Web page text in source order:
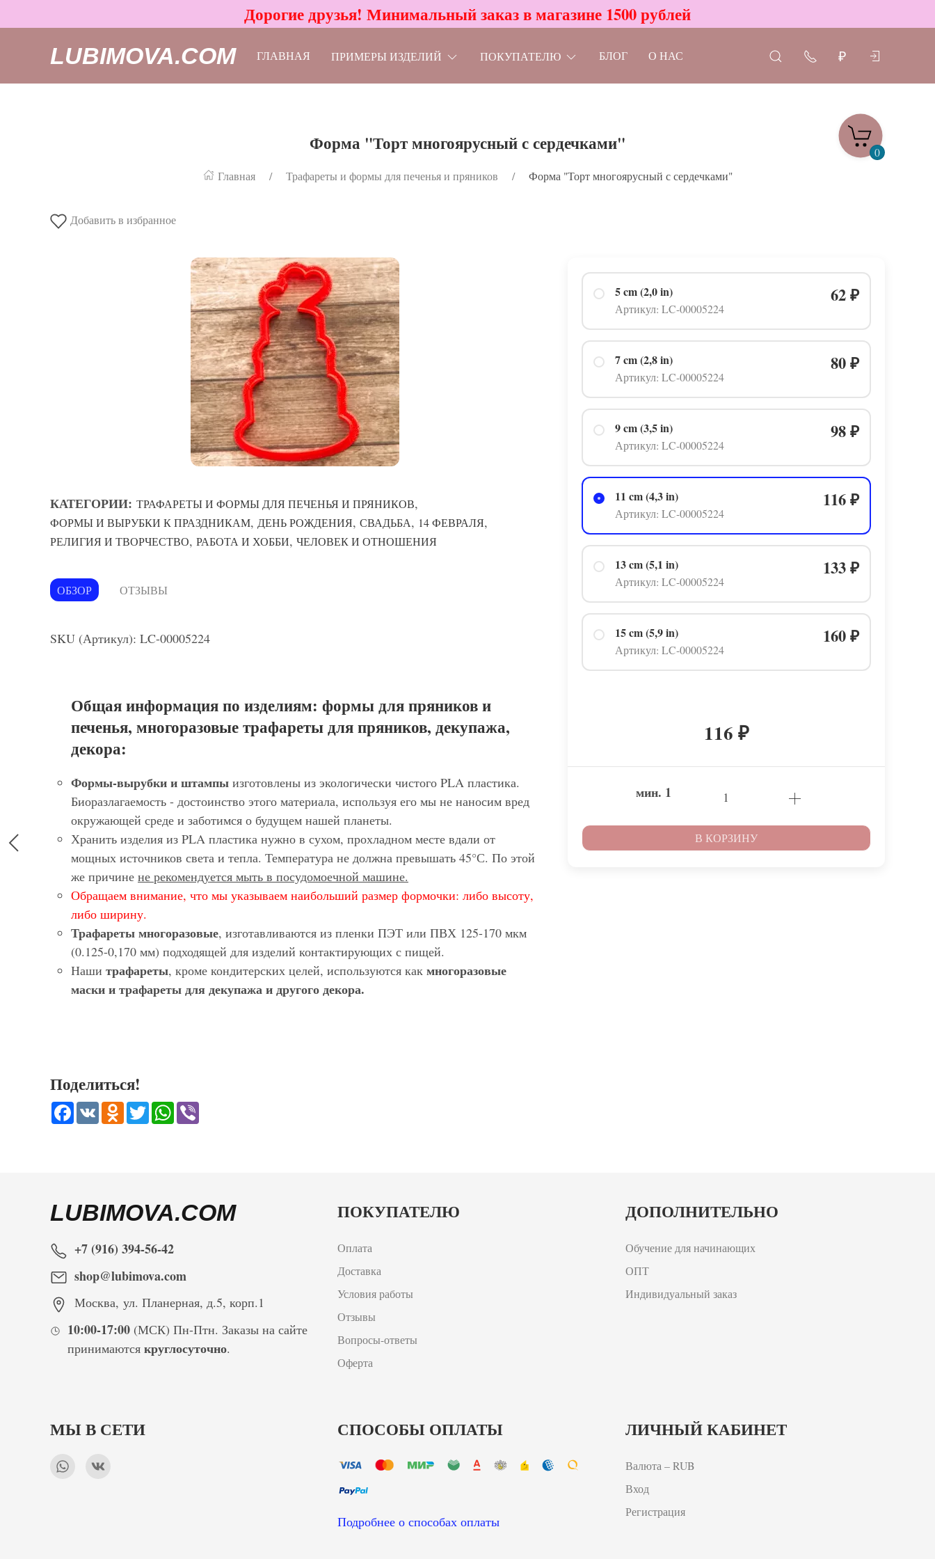
Дорогие друзья! Минимальный заказ в магазине 1500 рублей
LUBIMOVA.COM ГЛАВНАЯ ПРИМЕРЫ ИЗДЕЛИЙ ПОКУПАТЕЛЮ БЛОГ О НАС ₽
0
Форма "Торт многоярусный с сердечками"
Главная Трафареты и формы для печенья и пряников Форма "Торт многоярусный с сердечками"
Добавить в избранное
КАТЕГОРИИ: ТРАФАРЕТЫ И ФОРМЫ ДЛЯ ПЕЧЕНЬЯ И ПРЯНИКОВ,
ФОРМЫ И ВЫРУБКИ К ПРАЗДНИКАМ, ДЕНЬ РОЖДЕНИЯ, СВАДЬБА, 14 ФЕВРАЛЯ,
РЕЛИГИЯ И ТВОРЧЕСТВО, РАБОТА И ХОББИ, ЧЕЛОВЕК И ОТНОШЕНИЯ
ОБЗОР ОТЗЫВЫ
SKU (Артикул): LC-00005224
Общая информация по изделиям: формы для пряников и
печенья, многоразовые трафареты для пряников, декупажа,
декора:
Формы-вырубки и штампы изготовлены из экологически чистого PLA пластика.
Биоразлагаемость - достоинство этого материала, используя его мы не наносим вред
окружающей среде и заботимся о будущем нашей планеты.
Хранить изделия из PLA пластика нужно в сухом, прохладном месте вдали от
мощных источников света и тепла. Температура не должна превышать 45°С. По этой
же причине не рекомендуется мыть в посудомоечной машине.
Обращаем внимание, что мы указываем наибольший размер формочки: либо высоту,
либо ширину.
Трафареты многоразовые, изготавливаются из пленки ПЭТ или ПВХ 125-170 мкм
(0.125-0,170 мм) подходящей для изделий контактирующих с пищей.
Наши трафареты, кроме кондитерских целей, используются как многоразовые
маски и трафареты для декупажа и другого декора.
5 cm (2,0 in)
Артикул: LC-00005224
62 ₽
7 cm (2,8 in)
Артикул: LC-00005224
80 ₽
9 cm (3,5 in)
Артикул: LC-00005224
98 ₽
11 cm (4,3 in)
Артикул: LC-00005224
116 ₽
13 cm (5,1 in)
Артикул: LC-00005224
133 ₽
15 cm (5,9 in)
Артикул: LC-00005224
160 ₽
116 ₽
мин. 1
В КОРЗИНУ
Поделиться!
Facebook
VK Odnoklassniki
TwitterWhatsApp
LUBIMOVA.COM
+7 (916) 394-56-42
shop@lubimova.com
Москва, ул. Планерная, д.5, корп.1
10:00-17:00(МСК) Пн-Птн. Заказы на сайте
принимаются круглосуточно.
ПОКУПАТЕЛЮ
Оплата
Доставка
Условия работы
Отзывы
Вопросы-ответы
Оферта
ДОПОЛНИТЕЛЬНО
Обучение для начинающих
ОПТ
Индивидуальный заказ
МЫ В СЕТИ СПОСОБЫ ОПЛАТЫ
Подробнее о способах оплаты
ЛИЧНЫЙ КАБИНЕТ
Валюта – RUB
Вход
Регистрация